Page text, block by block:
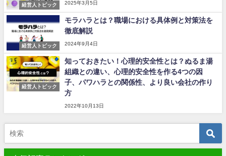
経営人トピック 2025年3月5日
経営人トピック
モラハラとは？職場における具体例と対策法を
徹底解説
2024年9月4日
経営人トピック
知っておきたい！心理的安全性とは？ぬるま湯
組織との違い、心理的安全性を作る4つの因
子、パワハラとの関係性、より良い会社の作り
方
2022年10月13日